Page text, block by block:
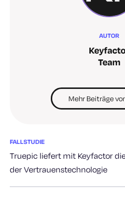
AUTOR
Team
Mehr Beiträge
FALLSTUDIE
Truepic liefert mit Keyfactor
der Vertrauenstechnologie